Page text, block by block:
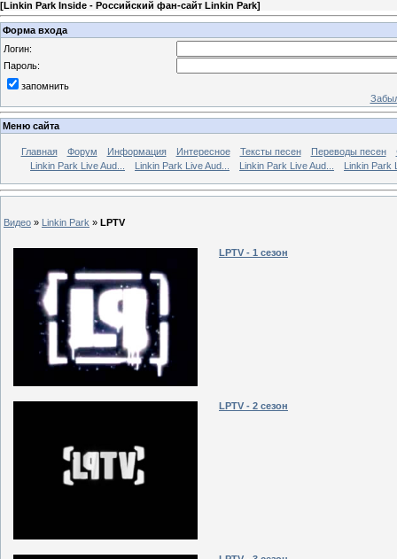
[Linkin Park Inside - Российский фан-сайт Linkin Park]
Форма входа
Логин:
Пароль:
запомнить
Меню сайта
Главная Форум Информация Интересное Тексты песен Переводы песен
Linkin Park Live Aud...
Linkin Park Live Aud... Linkin Park Live Aud... Linkin Park
Видео » Linkin Park » LPTV
LPTV - 1 сезон
LPTV - 2 сезон